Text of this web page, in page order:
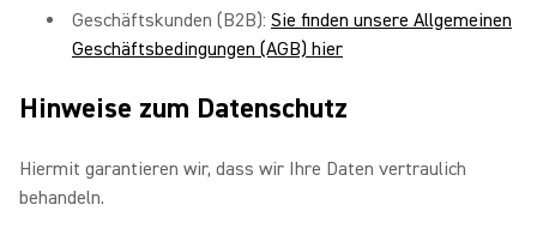
Geschäftskunden (B2B): Sie finden unsere Allgemeinen
Geschäftsbedingungen (AGB) hier
Hinweise zum Datenschutz
Hiermit garantieren wir, dass wir Ihre Daten vertraulich
behandeln.